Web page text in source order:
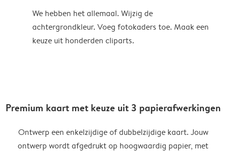
We hebben het allemaal. Wijzig de
achtergrondkleur. Voeg fotokaders toe. Maak een
keuze uit honderden cliparts.
Premium kaart met keuze uit 3 papierafwerkingen
Ontwerp een enkelzijdige of dubbelzijdige kaart. Jouw
ontwerp wordt afgedrukt op hoogwaardig papier, met